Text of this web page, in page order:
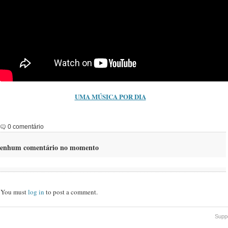
UMA MÚSICA POR DIA
0 comentário
comentário no momento
You mustlog in to post a comment.